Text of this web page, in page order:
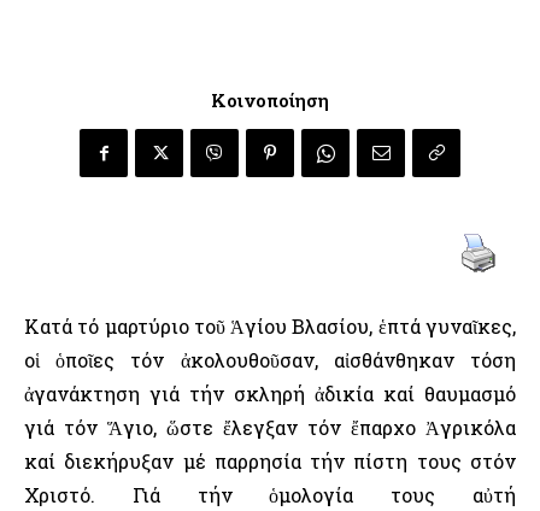
Κοινοποίηση
Κατά τό μαρτύριο τοῦ Ἁγίου Βλασίου, ἑπτά γυναῖκες,
οἱ ὁποῖες τόν ἀκολουθοῦσαν, αἰσθάνθηκαν τόση
ἀγανάκτηση γιά τήν σκληρή ἀδικία καί θαυμασμό
γιά τόν Ἅγιο, ὥστε ἔλεγξαν τόν ἔπαρχο Ἀγρικόλα
καί διεκήρυξαν μέ παρρησία τήν πίστη τους στόν
Χριστό. Γιά τήν ὁμολογία τους αὐτή